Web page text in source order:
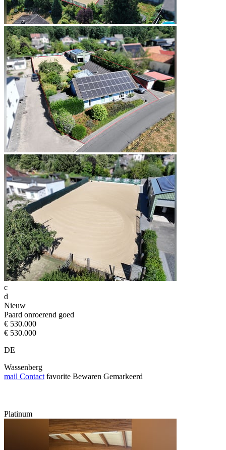
c
d
Nieuw
Paard onroerend goed
€ 530.000
€ 530.000
DE
Wassenberg
mail Contact favorite Bewaren Gemarkeerd
Platinum